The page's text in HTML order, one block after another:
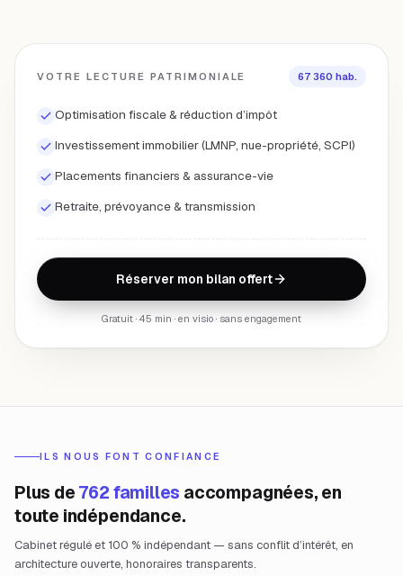
VOTRE LECTURE PATRIMONIALE 67 360 hab.
Optimisation fiscale & réduction d’impôt
Investissement immobilier (LMNP, nue-propriété, SCPI)
Placements financiers & assurance-vie
Retraite, prévoyance & transmission
Réserver mon bilan offert
Gratuit · 45 min · en visio · sans engagement
ILS NOUS FONT CONFIANCE
Plus de 762 familles accompagnées, en
toute indépendance.
Cabinet régulé et 100 % indépendant — sans conflit d’intérêt, en
architecture ouverte, honoraires transparents.